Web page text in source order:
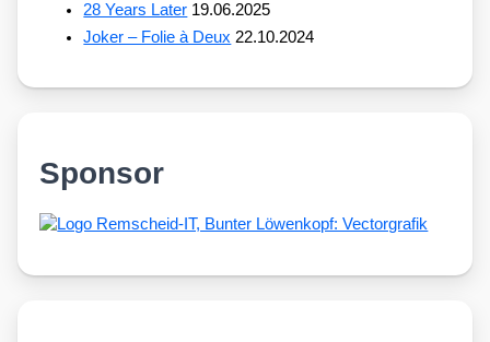
28 Years Later 19.06.2025
Joker – Folie à Deux 22.10.2024
Sponsor